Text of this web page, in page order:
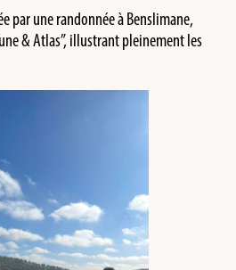
par une randonnée à Benslimane,
& Atlas”, illustrant pleinement les